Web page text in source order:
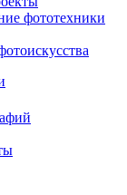
фототехники